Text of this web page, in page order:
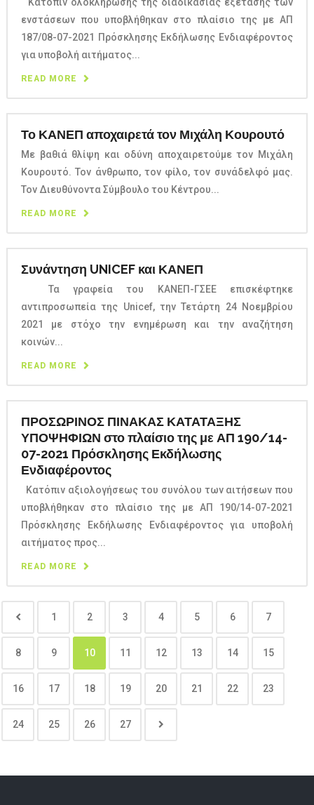
ενστάσεων που υποβλήθηκαν στο πλαίσιο της με ΑΠ
187/08-07-2021 Πρόσκλησης Εκδήλωσης Ενδιαφέροντος
για υποβολή αιτήματος...
READ MORE
Το ΚΑΝΕΠ αποχαιρετά τον Μιχάλη Κουρουτό
Mε βαθιά θλίψη και οδύνη αποχαιρετούμε τον Μιχάλη
Κουρουτό. Τον άνθρωπο, τον φίλο, τον συνάδελφό μας.
Τον Διευθύνοντα Σύμβουλο του Κέντρου...
READ MORE
Συνάντηση UNICEF και ΚΑΝΕΠ
Τα γραφεία του ΚΑΝΕΠ-ΓΣΕΕ επισκέφτηκε
αντιπροσωπεία της Unicef, την Τετάρτη 24 Νοεμβρίου
2021 με στόχο την ενημέρωση και την αναζήτηση
κοινών...
READ MORE
ΠΡΟΣΩΡΙΝΟΣ ΠΙΝΑΚΑΣ ΚΑΤΑΤΑΞΗΣ
ΥΠΟΨΗΦΙΩΝ στο πλαίσιο της με ΑΠ 190/14-
07-2021 Πρόσκλησης Εκδήλωσης
Ενδιαφέροντος
Κατόπιν αξιολογήσεως του συνόλου των αιτήσεων που
υποβλήθηκαν στο πλαίσιο της με ΑΠ 190/14-07-2021
Πρόσκλησης Εκδήλωσης Ενδιαφέροντος για υποβολή
αιτήματος προς...
READ MORE
1 2 3 4 5 6 7
8 9 10 11 12 13 14 15
16 17 18 19 20 21 22 23
24 25 26 27